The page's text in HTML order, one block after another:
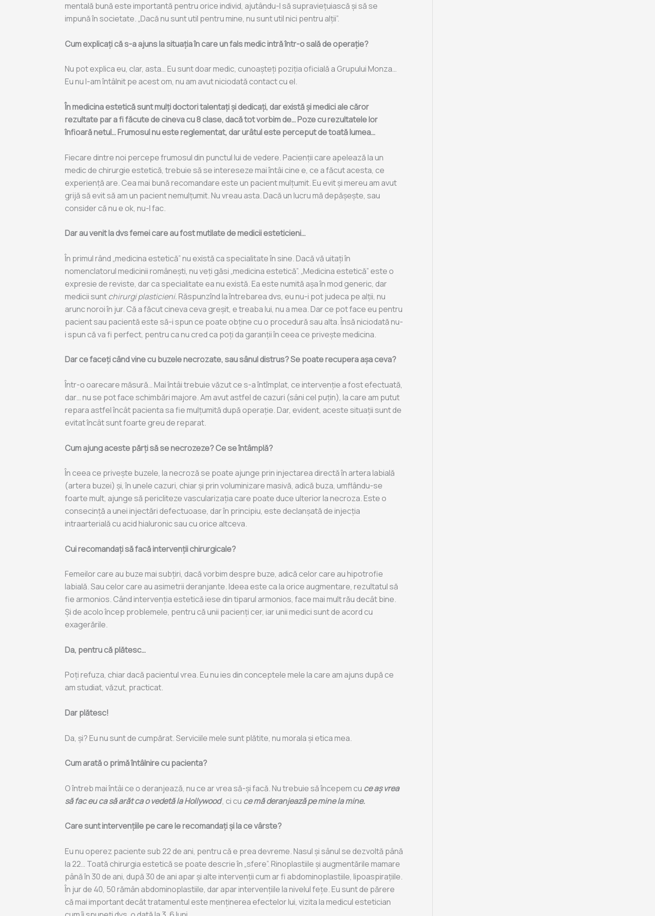
mentală bună este importantă pentru orice individ, ajutându-l să supraviețuiască și să se
impună în societate. „Dacă nu sunt util pentru mine, nu sunt util nici pentru alții”.
Cum explicați că s-a ajuns la situația în care un fals medic intră într-o sală de operație?
Nu pot explica eu, clar, asta… Eu sunt doar medic, cunoașteți poziția oficială a Grupului Monza…
Eu nu l-am întâlnit pe acest om, nu am avut niciodată contact cu el.
În medicina estetică sunt mulți doctori talentați și dedicați, dar există și medici ale căror
rezultate par a fi făcute de cineva cu 8 clase, dacă tot vorbim de… Poze cu rezultatele lor
înfioară netul… Frumosul nu este reglementat, dar urâtul este perceput de toată lumea…
Fiecare dintre noi percepe frumosul din punctul lui de vedere. Pacienții care apelează la un
medic de chirurgie estetică, trebuie să se intereseze mai întâi cine e, ce a făcut acesta, ce
experiență are. Cea mai bună recomandare este un pacient mulțumit. Eu evit și mereu am avut
grijă să evit să am un pacient nemulțumit. Nu vreau asta. Dacă un lucru mă depășește, sau
consider că nu e ok, nu-l fac.
Dar au venit la dvs femei care au fost mutilate de medicii esteticieni…
În primul rând „medicina estetică” nu există ca specialitate în sine. Dacă vă uitați în
nomenclatorul medicinii românești, nu veți găsi „medicina estetică”. „Medicina estetică” este o
expresie de reviste, dar ca specialitate ea nu există. Ea este numită așa în mod generic, dar
medicii suntchirurgi plasticieni.Răspunzînd la întrebarea dvs, eu nu-i pot judeca pe alții, nu
arunc noroi în jur. Că a făcut cineva ceva greșit, e treaba lui, nu a mea. Dar ce pot face eu pentru
pacient sau pacientă este să-i spun ce poate obține cu o procedură sau alta. Însă niciodată nu-
i spun că va fi perfect, pentru ca nu cred ca poți da garanții în ceea ce privește medicina.
Dar ce faceți când vine cu buzele necrozate, sau sânul distrus? Se poate recupera așa ceva?
Într-o oarecare măsură… Mai întâi trebuie văzut ce s-a întîmplat, ce intervenție a fost efectuată,
dar… nu se pot face schimbări majore. Am avut astfel de cazuri (sâni cel puțin), la care am putut
repara astfel încât pacienta sa fie mulțumită după operație. Dar, evident, aceste situații sunt de
evitat încât sunt foarte greu de reparat.
Cum ajung aceste părți să se necrozeze? Ce se întâmplă?
În ceea ce privește buzele, la necroză se poate ajunge prin injectarea directă în artera labială
(artera buzei) și, în unele cazuri, chiar și prin voluminizare masivă, adică buza, umflându-se
foarte mult, ajunge să pericliteze vascularizația care poate duce ulterior la necroza. Este o
consecință a unei injectări defectuoase, dar în principiu, este declanșată de injecția
intraarterială cu acid hialuronic sau cu orice altceva.
Cui recomandați să facă intervenții chirurgicale?
Femeilor care au buze mai subțiri, dacă vorbim despre buze, adică celor care au hipotrofie
labială. Sau celor care au asimetrii deranjante. Ideea este ca la orice augmentare, rezultatul să
fie armonios. Când intervenția estetică iese din tiparul armonios, face mai mult rău decât bine.
Și de acolo încep problemele, pentru că unii pacienți cer, iar unii medici sunt de acord cu
exagerările.
Da, pentru că plătesc…
Poți refuza, chiar dacă pacientul vrea. Eu nu ies din conceptele mele la care am ajuns după ce
am studiat, văzut, practicat.
Dar plătesc!
Da, și? Eu nu sunt de cumpărat. Serviciile mele sunt plătite, nu morala și etica mea.
Cum arată o primă întâlnire cu pacienta?
O întreb mai întâi ce o deranjează, nu ce ar vrea să-și facă. Nu trebuie să începem cu ce aș vrea
să fac eu ca să arăt ca o vedetă la Hollywood, ci cu ce mă deranjează pe mine la mine.
Care sunt intervențiile pe care le recomandați și la ce vârste?
Eu nu operez paciente sub 22 de ani, pentru că e prea devreme. Nasul și sânul se dezvoltă până
la 22… Toată chirurgia estetică se poate descrie în „sfere”. Rinoplastiile și augmentările mamare
până în 30 de ani, după 30 de ani apar și alte intervenții cum ar fi abdominoplastiile, lipoaspirațiile.
În jur de 40, 50 rămân abdominoplastiile, dar apar intervențiile la nivelul fețe. Eu sunt de părere
că mai important decât tratamentul este menținerea efectelor lui, vizita la medicul estetician